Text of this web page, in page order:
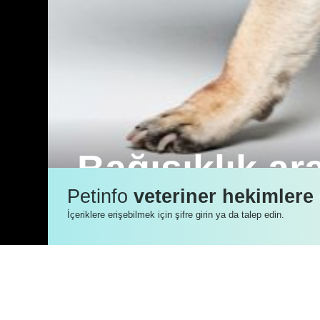
Bağışıklık
Bir zamanlar pug ve Yorkie ensefaliti
Petinfoveteriner hekimlere
İçeriklere erişebilmek için şifre girin ya da talep edin.